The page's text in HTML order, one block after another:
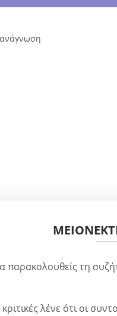
παρακολουθείς τη
λένε ότι οι